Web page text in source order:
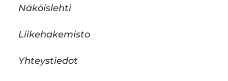
Näköislehti
Liikehakemisto
Yhteystiedot